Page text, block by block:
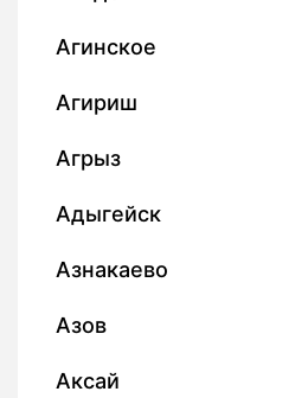
Агинское
Агириш
Агрыз
Адыгейск
Азнакаево
Азов
Аксай